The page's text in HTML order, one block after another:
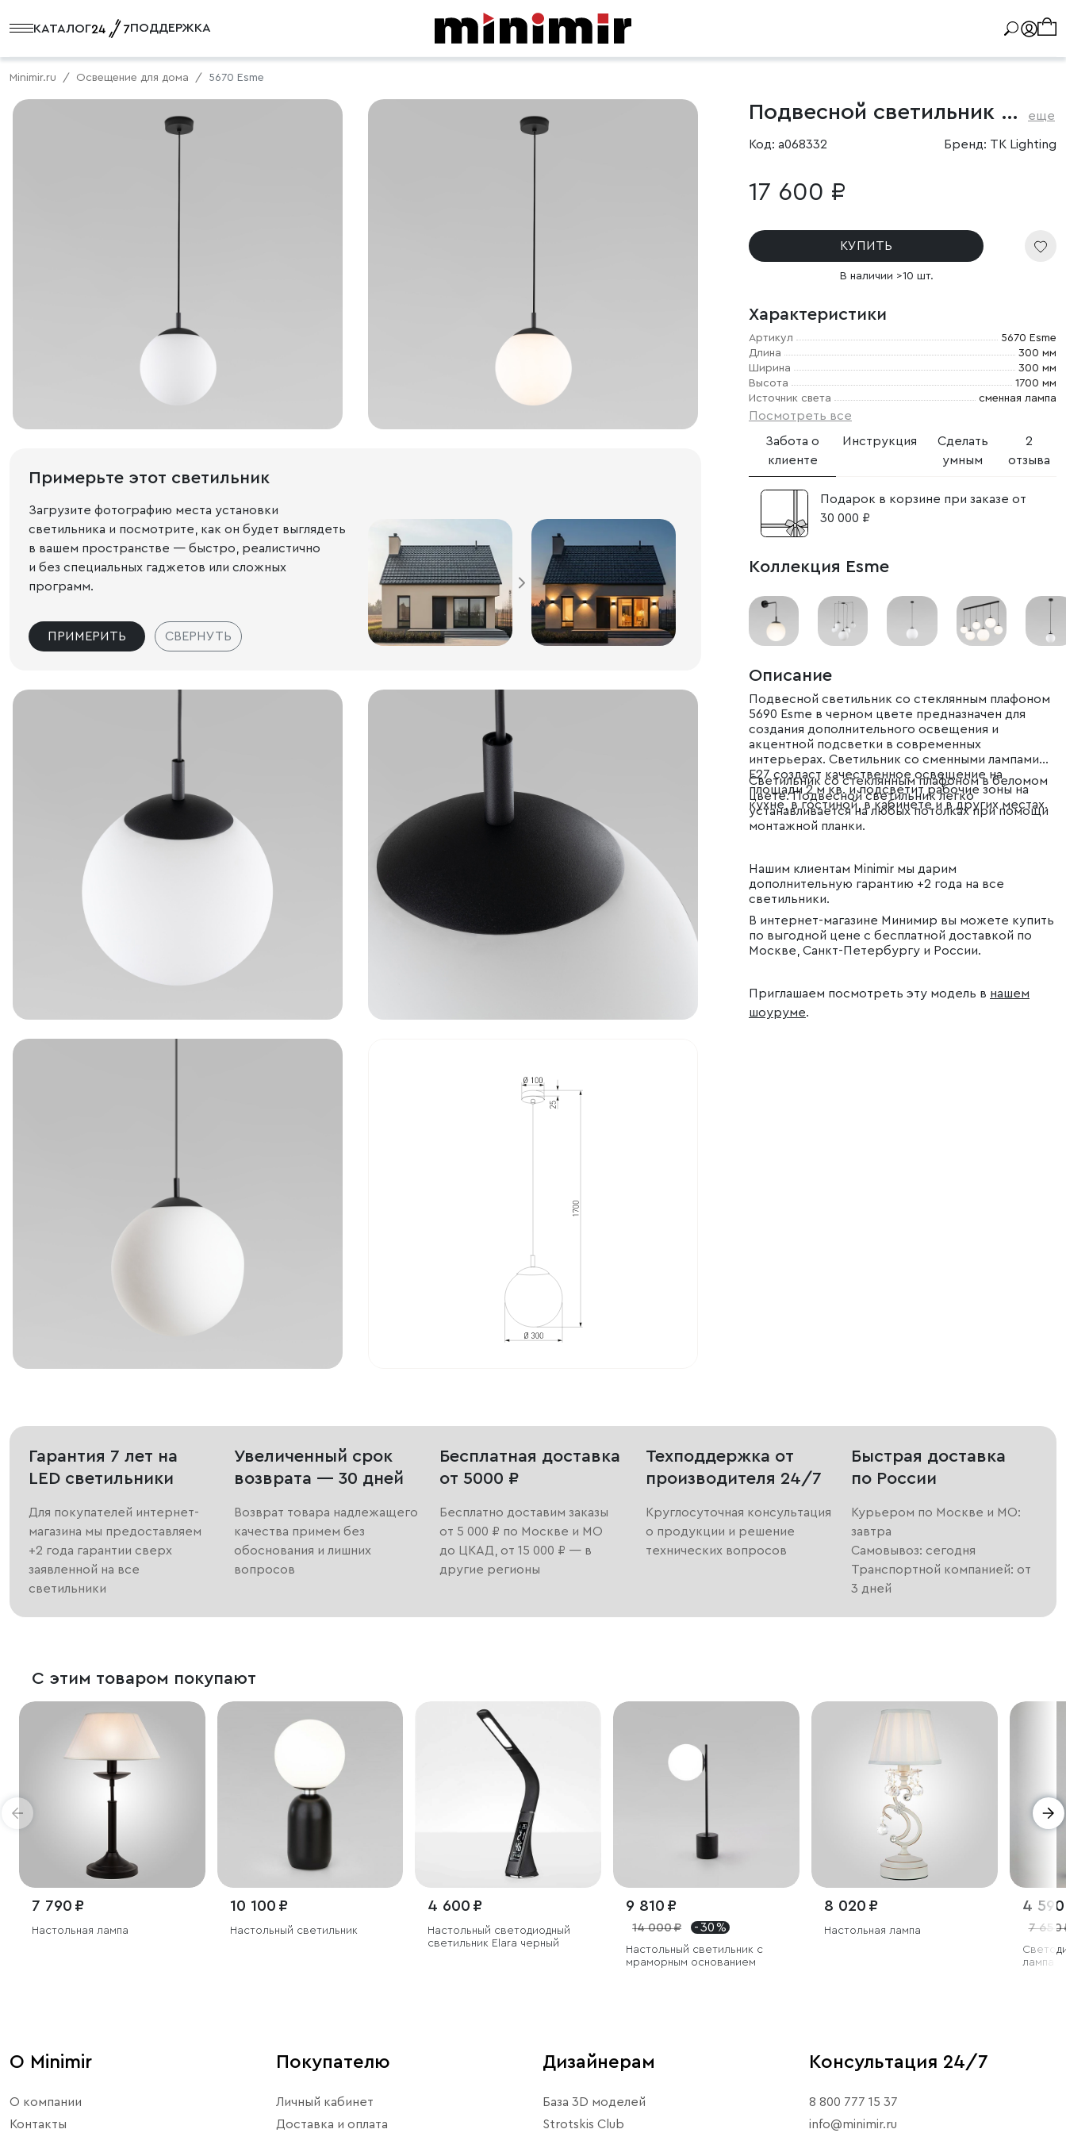
КАТАЛОГ ПОДДЕРЖКА
Minimir.ru Освещение для дома 5670 Esme
Примерьте этот светильник
Загрузите фотографию места установки
светильника и посмотрите, как он будет выглядеть
в вашем пространстве — быстро, реалистично
и без специальных гаджетов или сложных
программ.
ПРИМЕРИТЬ СВЕРНУТЬ
Подвесной светильник со стеклянным плафоном еще
Код: a068332 Бренд: TK Lighting
17 600 ₽
КУПИТЬ
В наличии >10 шт.
Характеристики
Артикул
5670 Esme
Длина
300 мм
Ширина
300 мм
Высота
1700 мм
Источник света
сменная лампа
Посмотреть все
Забота о
клиенте
Инструкция
Сделать
умным
2
отзыва
Подарок в корзине при заказе от
30 000 ₽
Коллекция Esme
Описание
Подвесной светильник со стеклянным плафоном
5690 Esme в черном цвете предназначен для
создания дополнительного освещения и
акцентной подсветки в современных
интерьерах. Светильник со сменными лампами
E27 создаст качественное освещение на
площади 2 м кв. и подсветит рабочие зоны на
кухне, в гостиной, в кабинете и в других местах.
Светильник со стеклянным плафоном в беломом
цвете. Подвесной светильник легко
устанавливается на любых потолках при помощи
монтажной планки.
Нашим клиентам Minimir мы дарим
дополнительную гарантию +2 года на все
светильники.
В интернет-магазине Минимир вы можете купить
по выгодной цене с бесплатной доставкой по
Москве, Санкт-Петербургу и России.
Приглашаем посмотреть эту модель в нашем
шоуруме.
Гарантия 7 лет на
LED светильники
Для покупателей интернет-
магазина мы предоставляем
+2 года гарантии сверх
заявленной на все
светильники
Увеличенный срок
возврата — 30 дней
Возврат товара надлежащего
качества примем без
обоснования и лишних
вопросов
Бесплатная доставка
от 5000 ₽
Бесплатно доставим заказы
от 5 000 ₽ по Москве и МО
до ЦКАД, от 15 000 ₽ — в
другие регионы
Техподдержка от
производителя 24/7
Круглосуточная консультация
о продукции и решение
технических вопросов
Быстрая доставка
по России
Курьером по Москве и МО:
завтра
Самовывоз: сегодня
Транспортной компанией: от
3 дней
С этим товаром покупают
7 790 ₽
Настольная лампа
10 100 ₽
Настольный светильник
4 600 ₽
Настольный светодиодный
светильник Elara черный
9 810 ₽
14 000 ₽ - 30 %
Настольный светильник с
мраморным основанием
8 020 ₽
Настольная лампа
4 590
7 650
лампа
О Minimir
О компании
Контакты
Покупателю
Личный кабинет
Доставка и оплата
Дизайнерам
База 3D моделей
Strotskis Club
Консультация 24/7
8 800 777 15 37
info@minimir.ru